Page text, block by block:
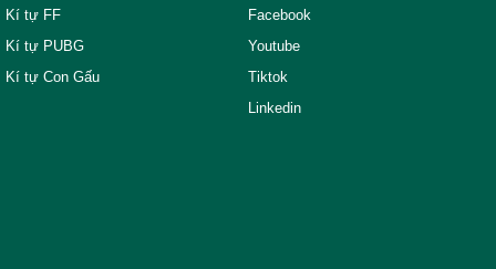
Kí tự FF
Kí tự PUBG
Kí tự Con Gấu
Facebook
Youtube
Tiktok
Linkedin